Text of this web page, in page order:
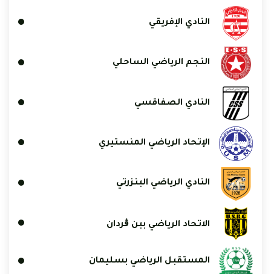
النادي الإفريقي
النجم الرياضي الساحلي
النادي الصفاقسي
الإتحاد الرياضي المنستيري
النادي الرياضي البنزرتي
الاتحاد الرياضي ببن ڨردان
المستقبل الرياضي بسليمان